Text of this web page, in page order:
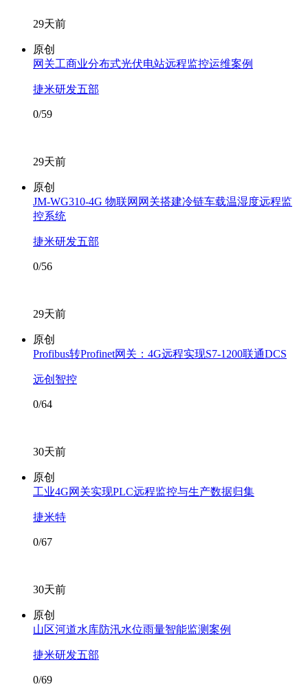
29天前
原创
网关工商业分布式光伏电站远程监控运维案例
捷米研发五部
0/59
29天前
原创
JM-WG310-4G 物联网网关搭建冷链车载温湿度远程监
控系统
捷米研发五部
0/56
29天前
原创
Profibus转Profinet网关：4G远程实现S7-1200联通DCS
远创智控
0/64
30天前
原创
工业4G网关实现PLC远程监控与生产数据归集
捷米特
0/67
30天前
原创
山区河道水库防汛水位雨量智能监测案例
捷米研发五部
0/69